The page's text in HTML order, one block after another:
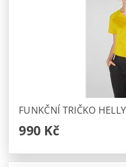
FUNKČNÍ TRIČKO
990 Kč